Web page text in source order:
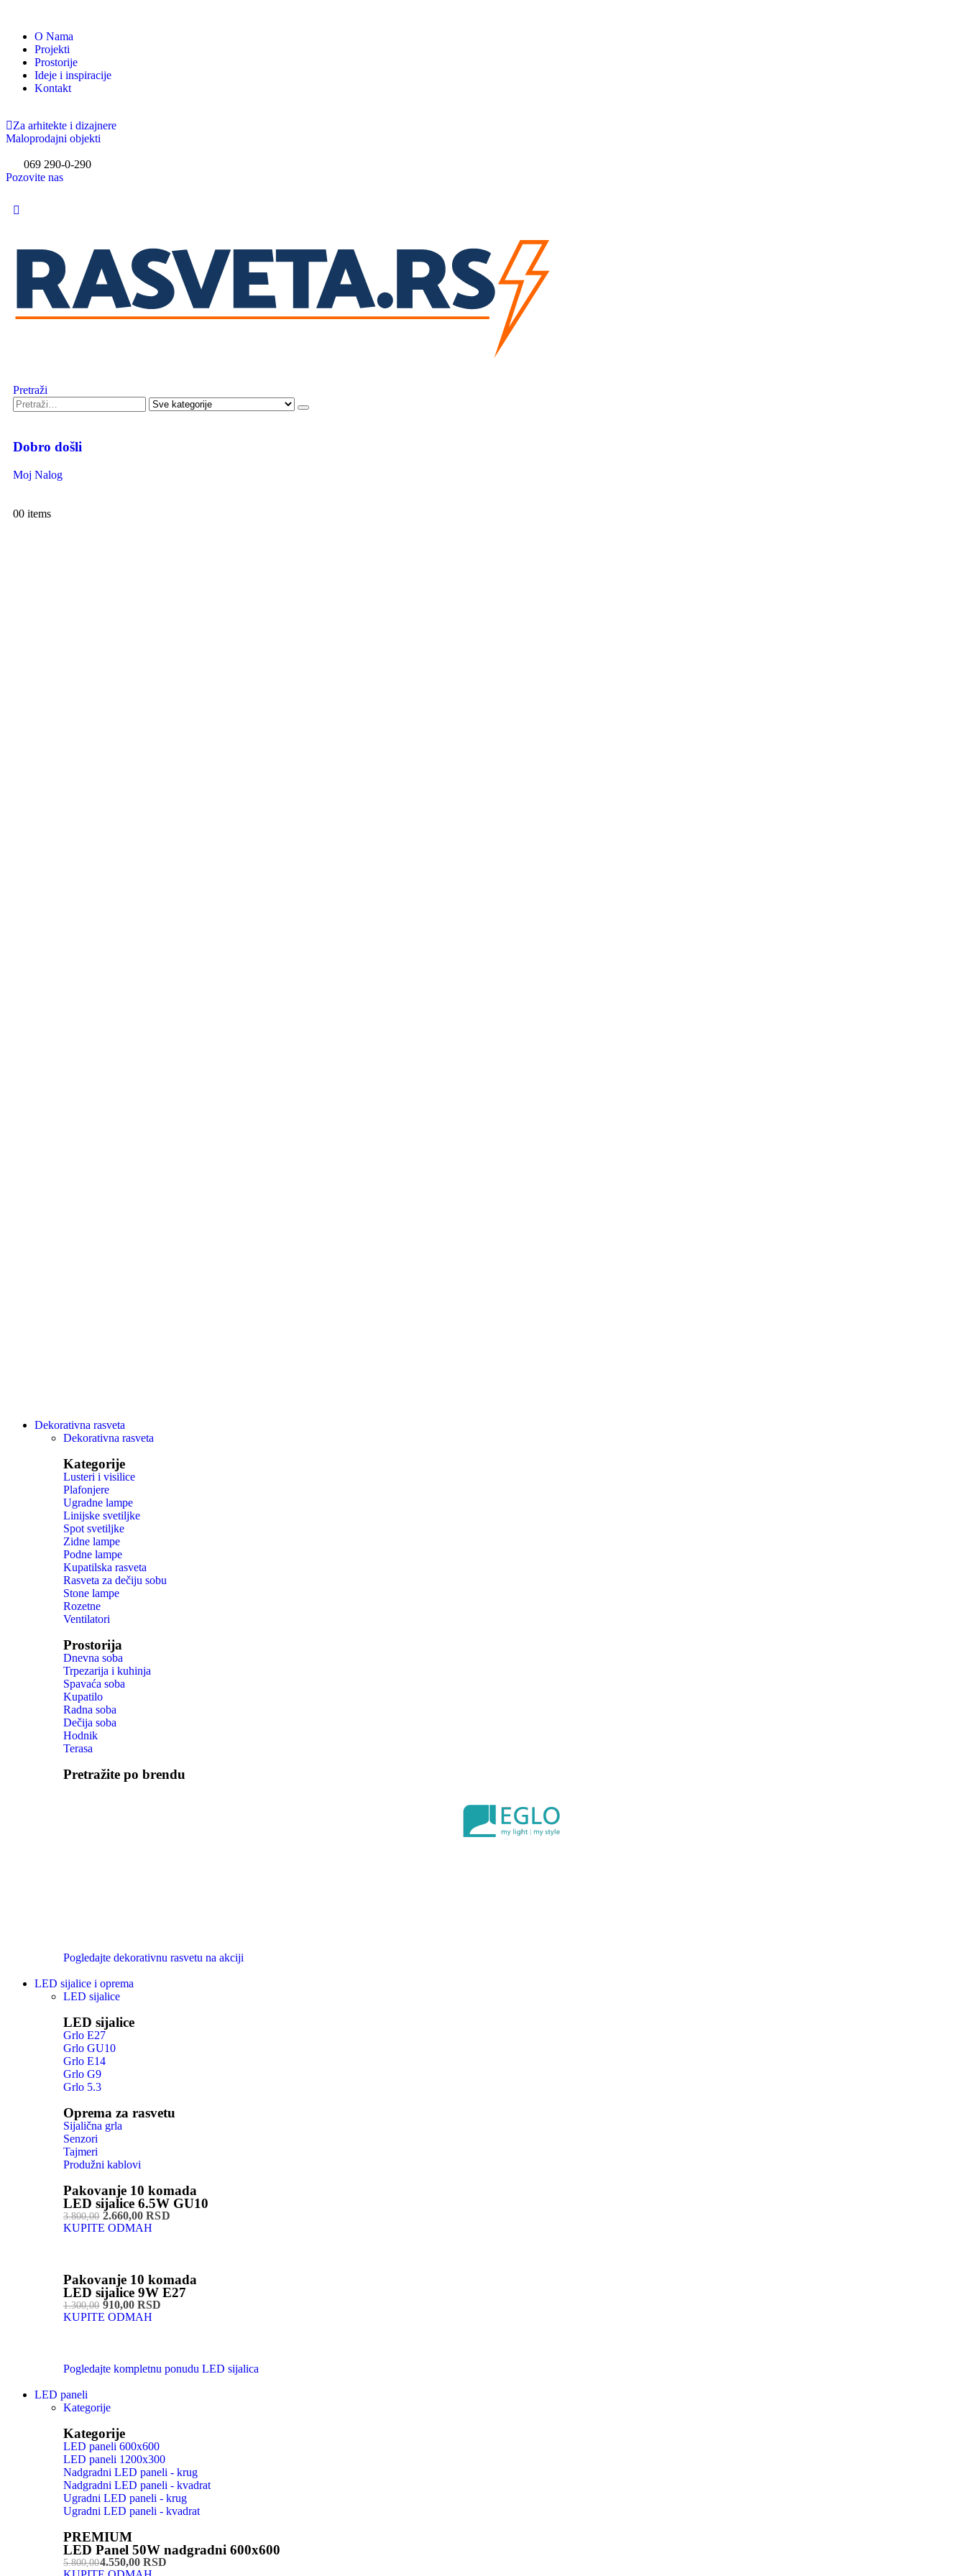
O Nama
Projekti
Prostorije
Ideje i inspiracije
Kontakt
Za arhitekte i dizajnere
Maloprodajni objekti
069 290-0-290
Pozovite nas
Pretraži
Dobro došli
Moj Nalog
00 items
Dekorativna rasveta
Dekorativna rasveta
Kategorije
Lusteri i visilice
Plafonjere
Ugradne lampe
Linijske svetiljke
Spot svetiljke
Zidne lampe
Podne lampe
Kupatilska rasveta
Rasveta za dečiju sobu
Stone lampe
Rozetne
Ventilatori
Prostorija
Dnevna soba
Trpezarija i kuhinja
Spavaća soba
Kupatilo
Radna soba
Dečija soba
Hodnik
Terasa
Pretražite po brendu
Pogledajte dekorativnu rasvetu na akciji
LED sijalice i oprema
LED sijalice
LED sijalice
Grlo E27
Grlo GU10
Grlo E14
Grlo G9
Grlo 5.3
Oprema za rasvetu
Sijalična grla
Senzori
Tajmeri
Produžni kablovi
Pakovanje 10 komada
LED sijalice 6.5W GU10
3.800,002.660,00 RSD
KUPITE ODMAH
Pakovanje 10 komada
LED sijalice 9W E27
1.300,00910,00 RSD
KUPITE ODMAH
Pogledajte kompletnu ponudu LED sijalica
LED paneli
Kategorije
Kategorije
LED paneli 600x600
LED paneli 1200x300
Nadgradni LED paneli - krug
Nadgradni LED paneli - kvadrat
Ugradni LED paneli - krug
Ugradni LED paneli - kvadrat
PREMIUM
LED Panel 50W nadgradni 600x600
5.800,004.550,00 RSD